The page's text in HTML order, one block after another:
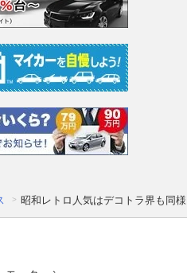
昭和レトロ人気はデコトラ界も同